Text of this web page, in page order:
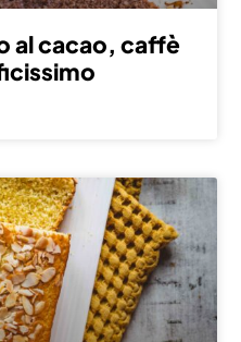
al cacao, caffè